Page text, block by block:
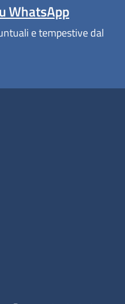
WhatsApp
e tempestive dal